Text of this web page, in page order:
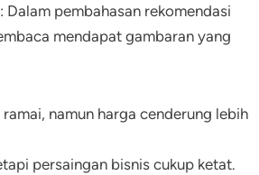
pembahasan rekomendasi
mendapat gambaran yang
namun harga cenderung lebih
persaingan bisnis cukup ketat.